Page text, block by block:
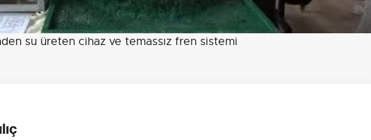
su üreten cihaz ve temassız fren sistemi